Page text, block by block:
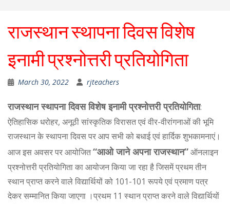
राजस्थान स्थापना दिवस विशेष
इनामी प्रश्नोत्तरी प्रतियोगिता
March 30, 2022 rjteachers
राजस्थान स्थापना दिवस विशेष इनामी प्रश्नोत्तरी प्रतियोगिता:
ऐतिहासिक धरोहर, अनूठी सांस्कृतिक विरासत एवं वीर-वीरांगनाओं की भूमि
राजस्थान के स्थापना दिवस पर आप सभी को बधाई एवं हार्दिक शुभकामनाएं।
आज इस अवसर पर आयोजित“आओ जाने अपना राजस्थान”ऑनलाइन
प्रश्नोत्तरी प्रतियोगिता का आयोजन किया जा रहा है जिसमें प्रथम तीन
स्थान प्राप्त करने वाले विद्यार्थियों को 101-101 रूपये एवं प्रमाण पत्र
देकर सम्मानित किया जाएगा ।प्रथम 11 स्थान प्राप्त करने वाले विद्यार्थियों